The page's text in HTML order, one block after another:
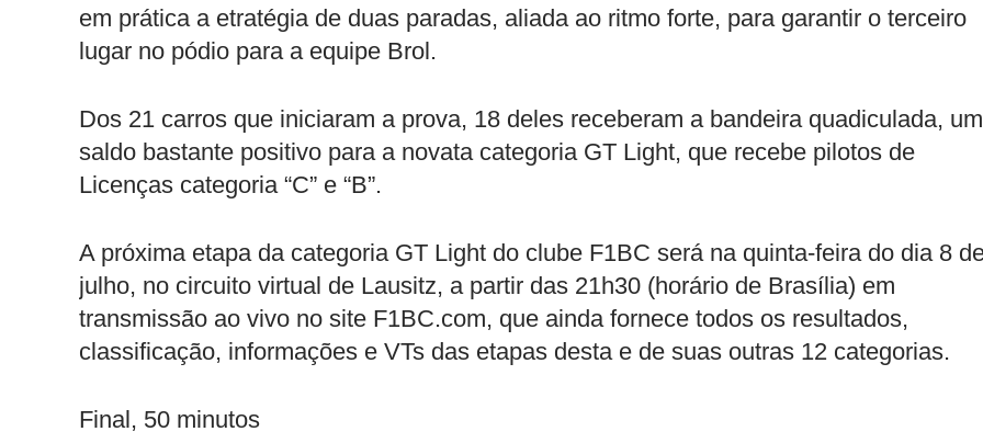
em prática a etratégia de duas paradas, aliada ao ritmo forte, para garantir o terceiro
lugar no pódio para a equipe Brol.
Dos 21 carros que iniciaram a prova, 18 deles receberam a bandeira quadiculada, um
saldo bastante positivo para a novata categoria GT Light, que recebe pilotos de
Licenças categoria “C” e “B”.
A próxima etapa da categoria GT Light do clube F1BC será na quinta-feira do dia 8
julho, no circuito virtual de Lausitz, a partir das 21h30 (horário de Brasília) em
transmissão ao vivo no site F1BC.com, que ainda fornece todos os resultados,
classificação, informações e VTs das etapas desta e de suas outras 12 categorias.
Final, 50 minutos